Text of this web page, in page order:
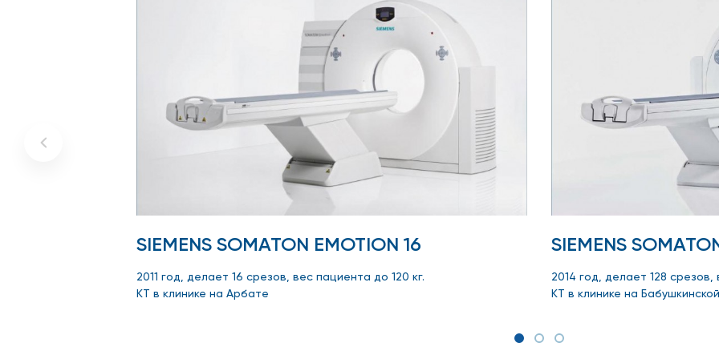
SIEMENS SOMATON EMOTION 16
2011 год, делает 16 срезов, вес пациента до 120 кг.
КТ в клинике на Арбате
SIEMENS
2014 год, делает 128 срезов,
КТ в клинике на Бабушкинской